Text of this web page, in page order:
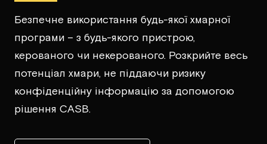
Безпечне використання будь-якої хмарної
програми – з будь-якого пристрою,
керованого чи некерованого. Розкрийте весь
потенціал хмари, не піддаючи ризику
конфіденційну інформацію за допомогою
рішення CASB.